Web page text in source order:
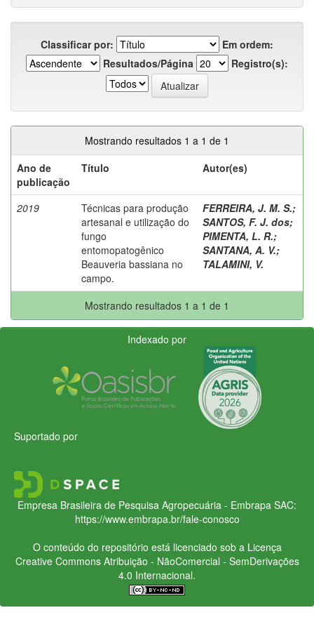
Classificar por:
Em ordem:
Resultados/Página
Registro(s):
Mostrando resultados 1 a 1 de 1
Ano de
publicação
Título Autor(es)
2019
Técnicas para produção
artesanal e utilização do
fungo
entomopatogênico
Beauveria bassiana no
campo.
FERREIRA, J. M. S.;
SANTOS, F. J. dos;
PIMENTA, L. R.;
SANTANA, A. V.;
TALAMINI, V.
Mostrando resultados 1 a 1 de 1
Indexado por
Suportado por
Empresa Brasileira de Pesquisa Agropecuária - Embrapa SAC:
https://www.embrapa.br/fale-conosco
O conteúdo do repositório está licenciado sob a Licença
Creative CommonsAtribuição - NãoComercial - SemDerivações
4.0 Internacional.